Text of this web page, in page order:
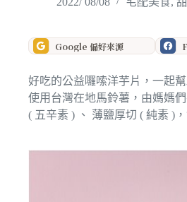
Google 偏好來源
好吃的公益囉嗦洋芋片，一起幫
使用台灣在地馬鈴薯，由媽媽
( 五辛素 ) 、 薄鹽厚切 ( 純素 )